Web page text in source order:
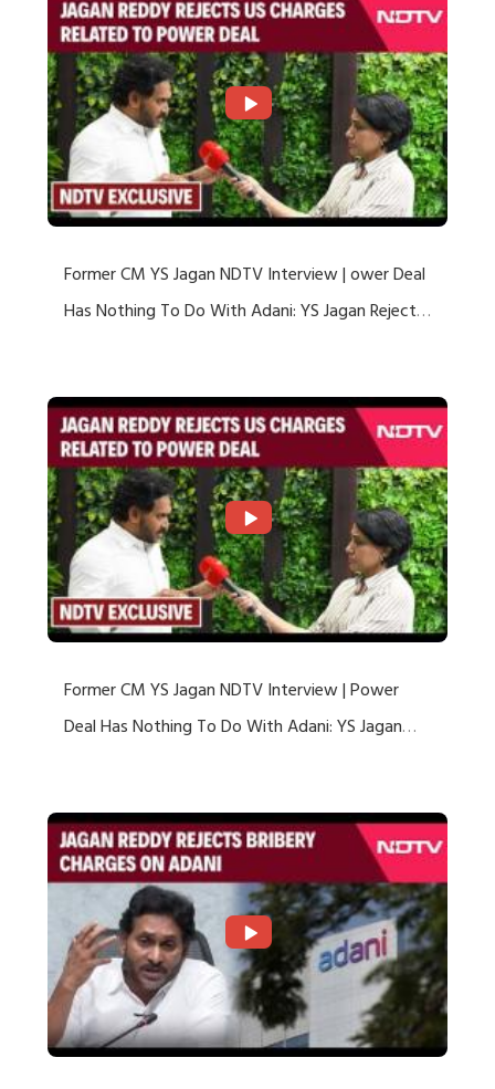
Former CM YS Jagan NDTV Interview | ower Deal
Has Nothing To Do With Adani: YS Jagan Rejects
Former CM YS Jagan NDTV Interview | Power
Deal Has Nothing To Do With Adani: YS Jagan